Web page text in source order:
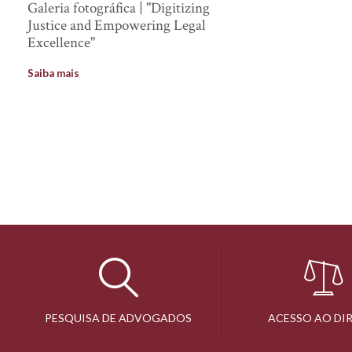
Galeria fotográfica | "Digitizing
Justice and Empowering Legal
Excellence"
Saiba mais
PESQUISA DE ADVOGADOS ACESSO AO